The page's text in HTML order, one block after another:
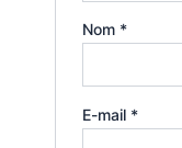
Nom *
E-mail *